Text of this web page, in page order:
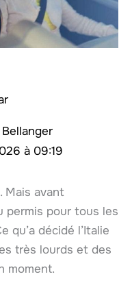
Bellanger
à 09:19
Mais avant
permis pour tous les
qu’a décidé l’Italie
très lourds et des
moment.